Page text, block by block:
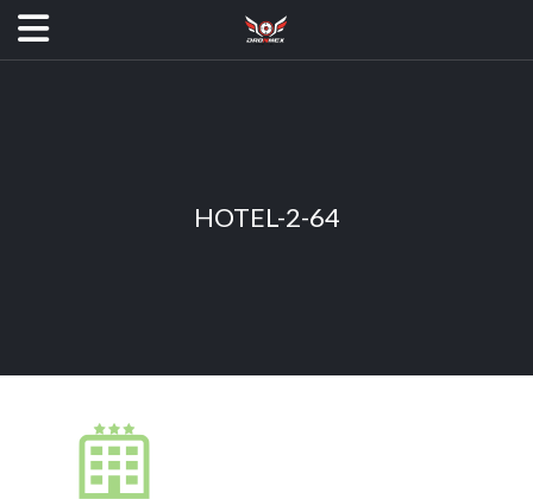
HOTEL-2-64